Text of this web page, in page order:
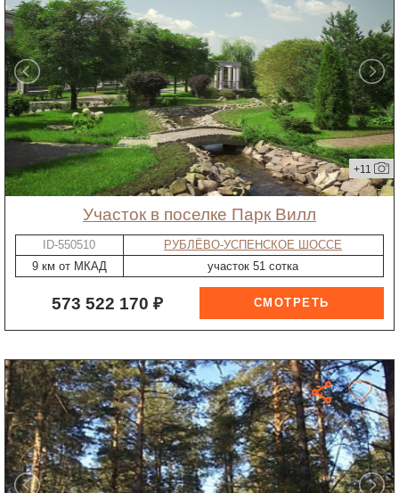
+11
участок в поселке Парк Вилл
ID-550510
РУБЛЁВО-УСПЕНСКОЕ ШОССЕ
9 км от МКАД
участок 51 сотка
573 522 170 ₽